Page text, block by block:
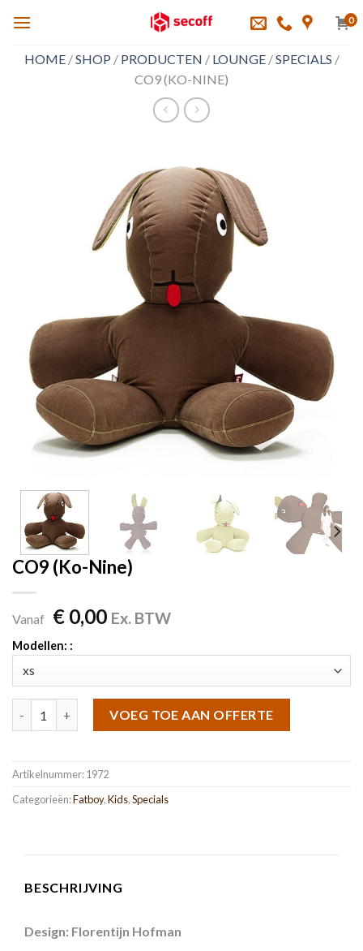
0
HOME/SHOP / PRODUCTEN / LOUNGE/SPECIALS /
CO9 (KO-NINE)
CO9 (Ko-Nine)
Vanaf €0,00 Ex. BTW
Modellen: :
VOEG TOE AAN OFFERTE
Artikelnummer:1972
Categorieën:Fatboy,Kids,Specials
BESCHRIJVING
Design: Florentijn Hofman